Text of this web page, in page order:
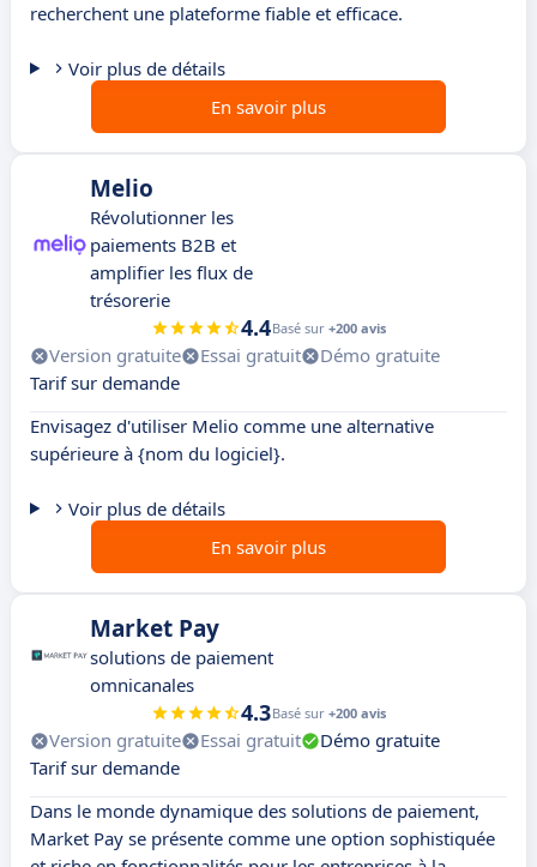
recherchent une plateforme fiable et efficace.
Voir plus de détails
En savoir plus
Melio
Révolutionner les
paiements B2B et
amplifier les flux de
trésorerie
4.4Basé sur +200 avis
Version gratuite Essai gratuit
Démo gratuite
Tarif sur demande
Envisagez d'utiliser Melio comme une alternative
supérieure à {nom du logiciel}.
Voir plus de détails
En savoir plus
Market Pay
solutions de paiement
omnicanales
4.3Basé sur +200 avis
Version gratuite Essai gratuit
Démo gratuite
Tarif sur demande
Dans le monde dynamique des solutions de paiement,
Market Pay se présente comme une option sophistiquée